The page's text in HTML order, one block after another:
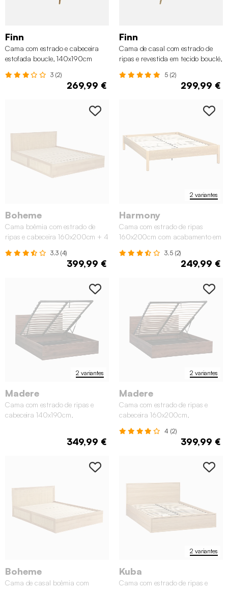
Finn
Cama com estrado e cabeceira
estofada boucle, 140x190cm
3 (2)
269,99 €
Finn
Cama de casal com estrado de
ripas e revestida em tecido bouclé,
5 (2)
299,99 €
Boheme
Cama boêmia com estrado de
ripas e cabeceira 160x200cm + 4
3.3 (4)
399,99 €
2 variantes
Harmony
Cama com estrado de ripas
160x200cm com acabamento em
3.5 (2)
249,99 €
2 variantes
Madere
Cama com estrado de ripas e
cabeceira 140x190cm,
349,99 €
2 variantes
Madere
Cama com estrado de ripas e
cabeceira 160x200cm,
4 (2)
399,99 €
Boheme
Cama de casal boêmia com
2 variantes
Kuba
Cama com estrado de ripas e